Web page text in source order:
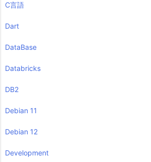
C言語
Dart
DataBase
Databricks
DB2
Debian 11
Debian 12
Development